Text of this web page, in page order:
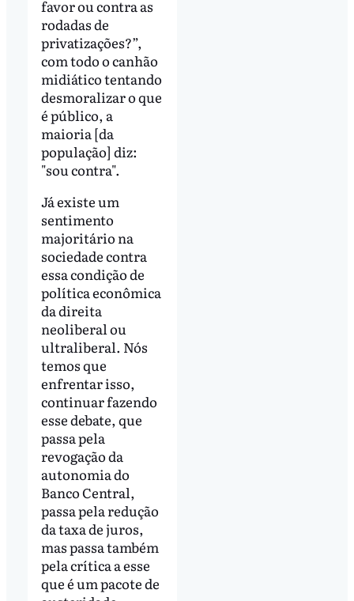
favor ou contra as
rodadas de
privatizações?”,
com todo o canhão
midiático tentando
desmoralizar o que
é público, a
maioria [da
população] diz:
"sou contra".
Já existe um
sentimento
majoritário na
sociedade contra
essa condição de
política econômica
da direita
neoliberal ou
ultraliberal. Nós
temos que
enfrentar isso,
continuar fazendo
esse debate, que
passa pela
revogação da
autonomia do
Banco Central,
passa pela redução
da taxa de juros,
mas passa também
pela crítica a esse
que é um pacote de